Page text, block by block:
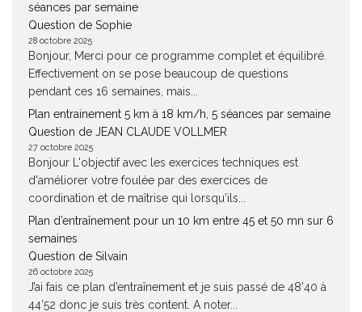
séances par semaine
Question de Sophie
28 octobre 2025
Bonjour, Merci pour ce programme complet et équilibré.
Effectivement on se pose beaucoup de questions
pendant ces 16 semaines, mais...
Plan entrainement 5 km à 18 km/h, 5 séances par semaine
Question de JEAN CLAUDE VOLLMER
27 octobre 2025
Bonjour L'objectif avec les exercices techniques est
d'améliorer votre foulée par des exercices de
coordination et de maîtrise qui lorsqu'ils...
Plan d’entraînement pour un 10 km entre 45 et 50 mn sur 6
semaines
Question de Silvain
26 octobre 2025
J’ai fais ce plan d’entraînement et je suis passé de 48’40 à
44’52 donc je suis très content. A noter...